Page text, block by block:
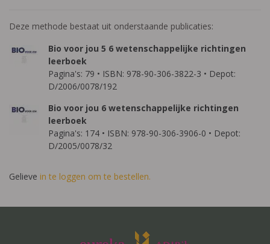
Deze methode bestaat uit onderstaande publicaties:
Bio voor jou 5 6 wetenschappelijke richtingen
leerboek
Pagina's: 79 • ISBN: 978-90-306-3822-3 • Depot:
D/2006/0078/192
Bio voor jou 6 wetenschappelijke richtingen
leerboek
Pagina's: 174 • ISBN: 978-90-306-3906-0 • Depot:
D/2005/0078/32
Gelieve in te loggen om te bestellen.